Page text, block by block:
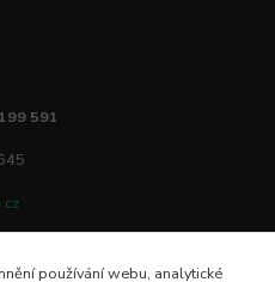
591
používání webu, analytické